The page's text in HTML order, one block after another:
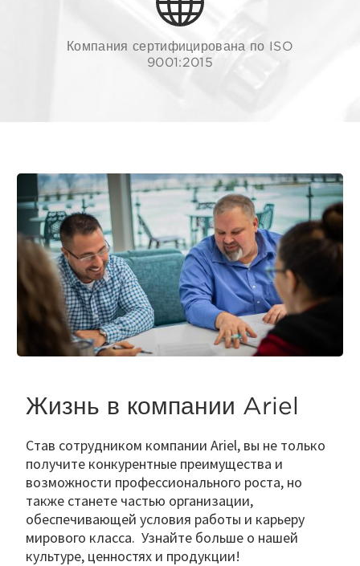
Компания сертифицирована по ISO
9001:2015
Жизнь в компании Ariel
Став сотрудником компании Ariel, вы не только
получите конкурентные преимущества и
возможности профессионального роста, но
также станете частью организации,
обеспечивающей условия работы и карьеру
мирового класса. Узнайте больше о нашей
культуре, ценностях и продукции!